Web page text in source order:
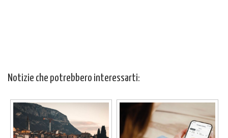
Notizie che potrebbero interessarti: